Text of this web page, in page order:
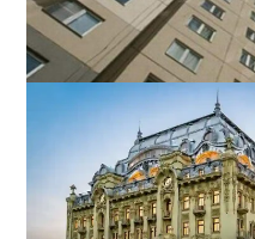
В одесском
мужчина: что известно
27-07-2026 в 13:47
ВИБОР РЕДАКЦИИ